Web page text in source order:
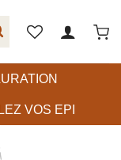
VOS EPI